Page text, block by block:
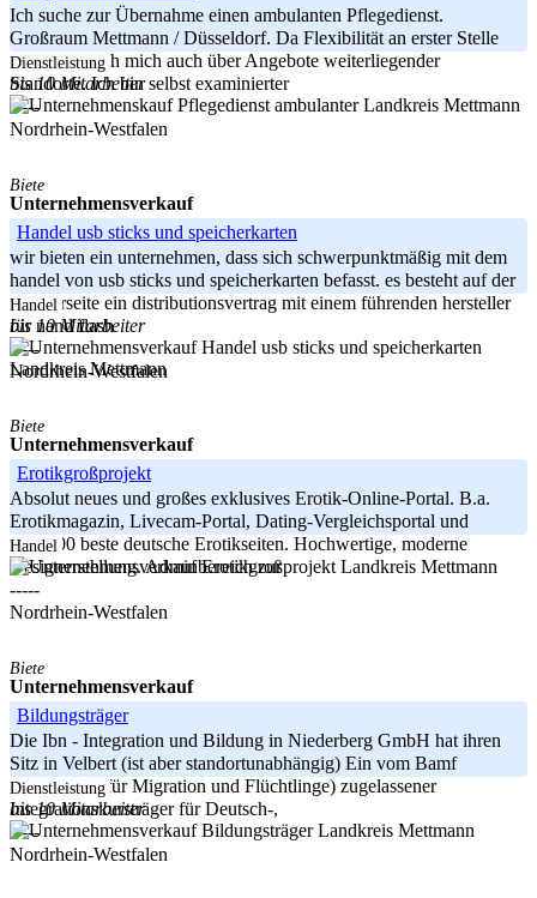
Ich suche zur Übernahme einen ambulanten Pflegedienst.
Großraum Mettmann / Düsseldorf. Da Flexibilität an erster Stelle
steht, freue ich mich auch über Angebote weiterliegender
Standorte. Ich bin selbst examinierter
-----
Nordrhein-Westfalen
Dienstleistung
bis 10 Mitarbeiter
Landkreis Mettmann
Biete
Unternehmensverkauf
Handel usb sticks und speicherkarten
wir bieten ein unternehmen, dass sich schwerpunktmäßig mit dem
handel von usb sticks und speicherkarten befasst. es besteht auf der
zulieferseite ein distributionsvertrag mit einem führenden hersteller
für nand flash
-----
Nordrhein-Westfalen
Handel
bis 10 Mitarbeiter
Landkreis Mettmann
Biete
Unternehmensverkauf
Erotikgroßprojekt
Absolut neues und großes exklusives Erotik-Online-Portal. B.a.
Erotikmagazin, Livecam-Portal, Dating-Vergleichsportal und
TOP500 beste deutsche Erotikseiten. Hochwertige, moderne
Designerstellung. Adminbereich zur
-----
Nordrhein-Westfalen
Handel
Landkreis Mettmann
Biete
Unternehmensverkauf
Bildungsträger
Die Ibn - Integration und Bildung in Niederberg GmbH hat ihren
Sitz in Velbert (ist aber standortunabhängig) Ein vom Bamf
(Bundesamt für Migration und Flüchtlinge) zugelassener
Integrationskursträger für Deutsch-,
-----
Nordrhein-Westfalen
Dienstleistung
bis 10 Mitarbeiter
Landkreis Mettmann